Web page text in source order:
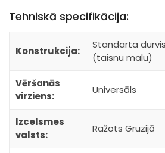
Tehniskā specifikācija:
Konstrukcija:
Standarta
(taisnu malu)
Vēršanās
virziens:
Universāls
Izcelsmes
valsts:
Ražots Gruzijā